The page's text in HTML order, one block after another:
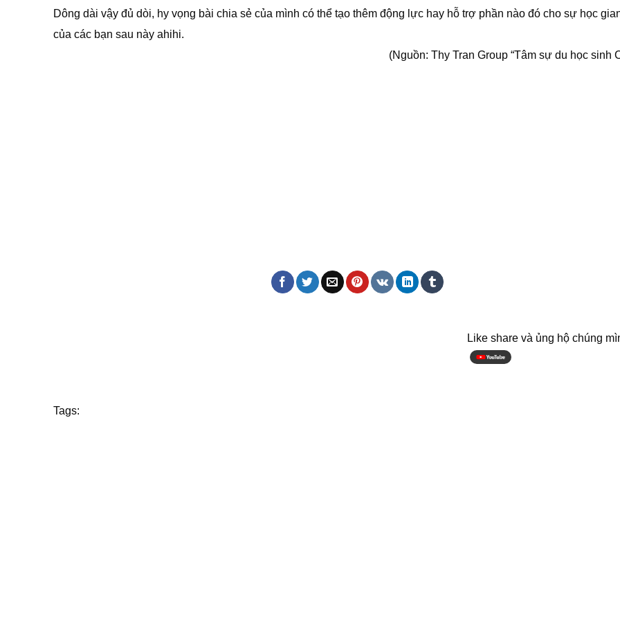
Dông dài vậy đủ dòi, hy vọng bài chia sẻ của mình có thể tạo thêm động lực hay hỗ trợ phần nào đó cho sự học
của các bạn sau này ahihi.
(Nguồn: Thy Tran Group “Tâm sự du học sinh
Like share và ủng hộ chúng
Tags: